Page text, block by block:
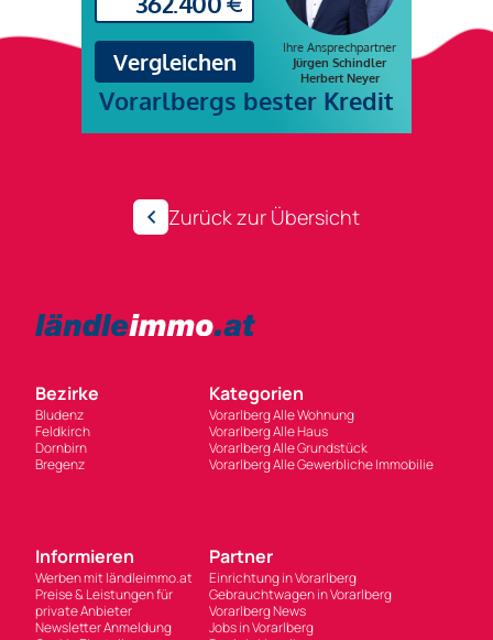
Zurück zur Übersicht
Bezirke
Bludenz
Feldkirch
Dornbirn
Bregenz
Kategorien
Vorarlberg Alle Wohnung
Vorarlberg Alle Haus
Vorarlberg Alle Grundstück
Vorarlberg Alle Gewerbliche Immobilie
Informieren
Werben mit ländleimmo.at
Preise & Leistungen für
private Anbieter
Newsletter Anmeldung
Partner
Einrichtung in Vorarlberg
Gebrauchtwagen in Vorarlberg
Vorarlberg News
Jobs in Vorarlberg